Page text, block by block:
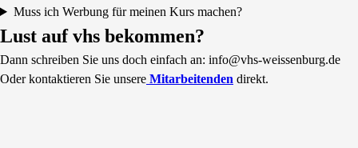
Muss ich Werbung für meinen Kurs machen?
Lust auf vhs bekommen?
Dann schreiben Sie uns doch einfach an: info@vhs-weissenburg.de
Oder kontaktieren Sie unsere Mitarbeitenden direkt.